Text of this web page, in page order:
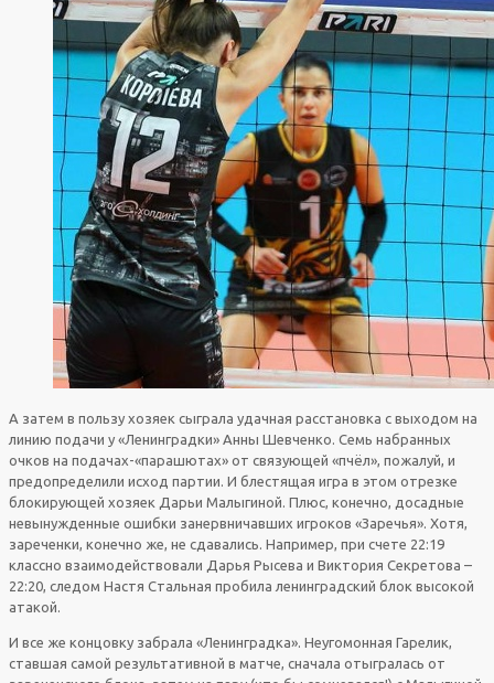
А затем в пользу хозяек сыграла удачная расстановка с выходом на
линию подачи у «Ленинградки» Анны Шевченко. Семь набранных
очков на подачах-«парашютах» от связующей «пчёл», пожалуй, и
предопределили исход партии. И блестящая игра в этом отрезке
блокирующей хозяек Дарьи Малыгиной. Плюс, конечно, досадные
невынужденные ошибки занервничавших игроков «Заречья». Хотя,
зареченки, конечно же, не сдавались. Например, при счете 22:19
классно взаимодействовали Дарья Рысева и Виктория Секретова –
22:20, следом Настя Стальная пробила ленинградский блок высокой
атакой.
И все же концовку забрала «Ленинградка». Неугомонная Гарелик,
ставшая самой результативной в матче, сначала отыгралась от